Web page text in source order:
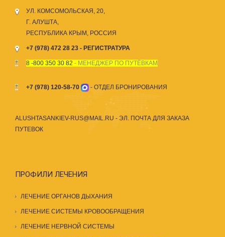
УЛ. КОМСОМОЛЬСКАЯ, 20,
Г. АЛУШТА,
РЕСПУБЛИКА КРЫМ, РОССИЯ
+7 (978) 472 28 23 - РЕГИСТРАТУРА
8 -800 350 30 82 - МЕНЕДЖЕР ПО ПУТЁВКАМ
+7 (978) 120-58-70 - ОТДЕЛ БРОНИРОВАНИЯ
ALUSHTASANKIEV-RUS@MAIL.RU- ЭЛ. ПОЧТА ДЛЯ ЗАКАЗА
ПУТЕВОК
ПРОФИЛИ ЛЕЧЕНИЯ
ЛЕЧЕНИЕ ОРГАНОВ ДЫХАНИЯ
ЛЕЧЕНИЕ СИСТЕМЫ КРОВООБРАЩЕНИЯ
ЛЕЧЕНИЕ НЕРВНОЙ СИСТЕМЫ